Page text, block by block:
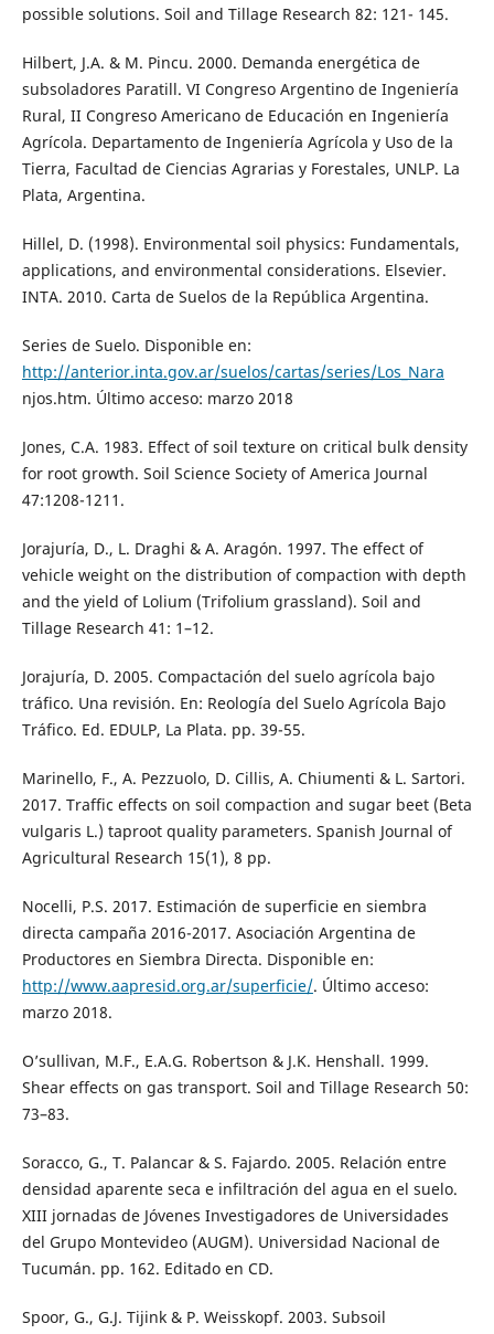
possible solutions. Soil and Tillage Research 82: 121- 145.
Hilbert, J.A. & M. Pincu. 2000. Demanda energética de
subsoladores Paratill. VI Congreso Argentino de Ingeniería
Rural, II Congreso Americano de Educación en Ingeniería
Agrícola. Departamento de Ingeniería Agrícola y Uso de la
Tierra, Facultad de Ciencias Agrarias y Forestales, UNLP. La
Plata, Argentina.
Hillel, D. (1998). Environmental soil physics: Fundamentals,
applications, and environmental considerations. Elsevier.
INTA. 2010. Carta de Suelos de la República Argentina.
Series de Suelo. Disponible en:
http://anterior.inta.gov.ar/suelos/cartas/series/Los_Nara
njos.htm. Último acceso: marzo 2018
Jones, C.A. 1983. Effect of soil texture on critical bulk density
for root growth. Soil Science Society of America Journal
47:1208-1211.
Jorajuría, D., L. Draghi & A. Aragón. 1997. The effect of
vehicle weight on the distribution of compaction with depth
and the yield of Lolium (Trifolium grassland). Soil and
Tillage Research 41: 1–12.
Jorajuría, D. 2005. Compactación del suelo agrícola bajo
tráfico. Una revisión. En: Reología del Suelo Agrícola Bajo
Tráfico. Ed. EDULP, La Plata. pp. 39-55.
Marinello, F., A. Pezzuolo, D. Cillis, A. Chiumenti & L. Sartori.
2017. Traffic effects on soil compaction and sugar beet (Beta
vulgaris L.) taproot quality parameters. Spanish Journal of
Agricultural Research 15(1), 8 pp.
Nocelli, P.S. 2017. Estimación de superficie en siembra
directa campaña 2016-2017. Asociación Argentina de
Productores en Siembra Directa. Disponible en:
http://www.aapresid.org.ar/superficie/. Último acceso:
marzo 2018.
O’sullivan, M.F., E.A.G. Robertson & J.K. Henshall. 1999.
Shear effects on gas transport. Soil and Tillage Research 50:
73–83.
Soracco, G., T. Palancar & S. Fajardo. 2005. Relación entre
densidad aparente seca e infiltración del agua en el suelo.
XIII jornadas de Jóvenes Investigadores de Universidades
del Grupo Montevideo (AUGM). Universidad Nacional de
Tucumán. pp. 162. Editado en CD.
Spoor, G., G.J. Tijink & P. Weisskopf. 2003. Subsoil